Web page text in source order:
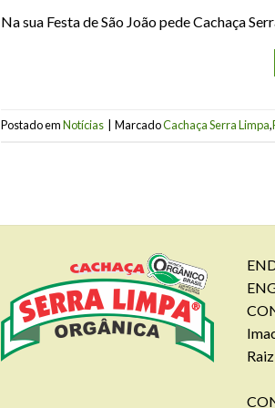
Na sua Festa de São João pede Cachaça
Postado emNotícias MarcadoCachaça Serra Limpa,